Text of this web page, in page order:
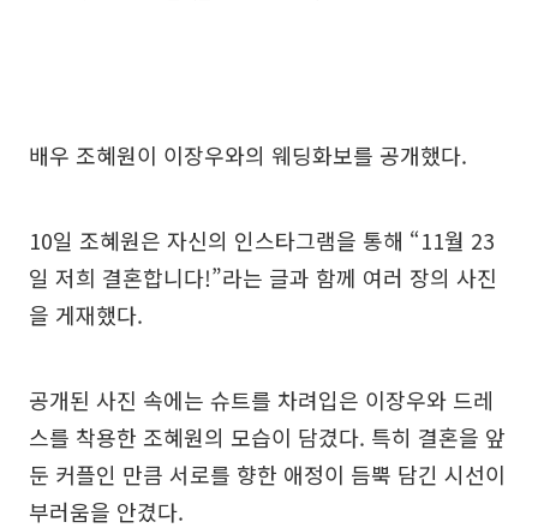
배우 조혜원이 이장우와의 웨딩화보를 공개했다.
10일 조혜원은 자신의 인스타그램을 통해 “11월 23
일 저희 결혼합니다!”라는 글과 함께 여러 장의 사진
을 게재했다.
공개된 사진 속에는 슈트를 차려입은 이장우와 드레
스를 착용한 조혜원의 모습이 담겼다. 특히 결혼을 앞
둔 커플인 만큼 서로를 향한 애정이 듬뿍 담긴 시선이
부러움을 안겼다.